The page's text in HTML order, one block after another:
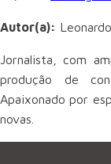
Autor(a):
Jornalista, com
produção de
Apaixonado por
novas.